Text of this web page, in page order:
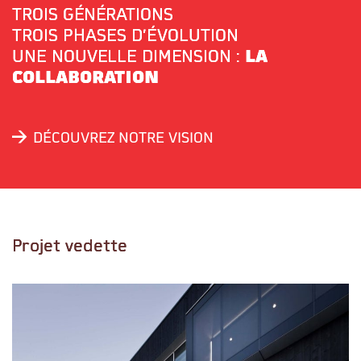
TROIS GÉNÉRATIONS
TROIS PHASES D’ÉVOLUTION
UNE NOUVELLE DIMENSION : LA
COLLABORATION
DÉCOUVREZ NOTRE VISION
Projet vedette